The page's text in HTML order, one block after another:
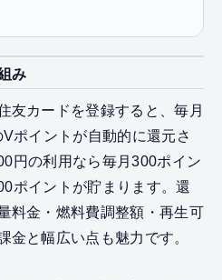
み
友カードを登録すると、毎月
ポイントが自動的に還元さ
円の利用なら毎月300ポイン
ポイントが貯まります。還
料金・燃料費調整額・再生可
金と幅広い点も魅力です。